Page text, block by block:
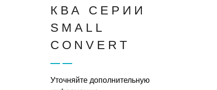
КВА СЕРИИ
SMALL
CONVERT
Уточняйте дополнительную